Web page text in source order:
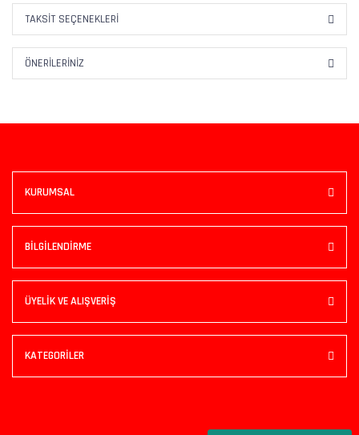
TAKSIT SEÇENEKLERI
ÖNERILERINIZ
KURUMSAL
BİLGİLENDİRME
ÜYELİK VE ALIŞVERİŞ
KATEGORİLER